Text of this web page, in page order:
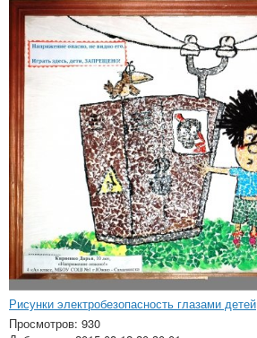
Рисунки электробезопасность глазами детей
Просмотров: 930